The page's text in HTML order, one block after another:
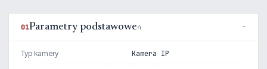
01Parametry podstawowe4
Typ kamery Kamera IP